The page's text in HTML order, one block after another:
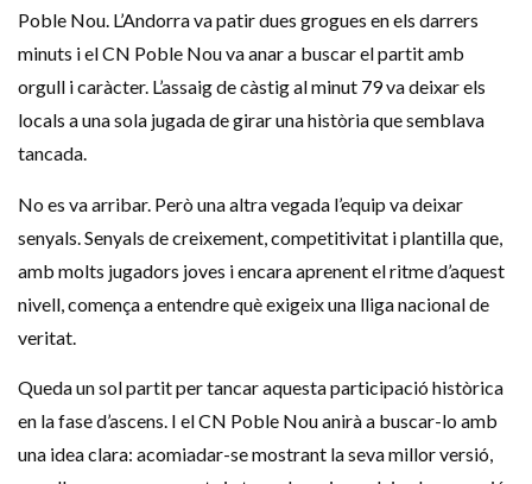
Poble Nou. L’Andorra va patir dues grogues en els darrers
minuts i el CN Poble Nou va anar a buscar el partit amb
orgull i caràcter. L’assaig de càstig al minut 79 va deixar els
locals a una sola jugada de girar una història que semblava
tancada.
No es va arribar. Però una altra vegada l’equip va deixar
senyals. Senyals de creixement, competitivitat i plantilla que,
amb molts jugadors joves i encara aprenent el ritme d’aquest
nivell, comença a entendre què exigeix ​​una lliga nacional de
veritat.
Queda un sol partit per tancar aquesta participació històrica
en la fase d’ascens. I el CN Poble Nou anirà a buscar-lo amb
una idea clara: acomiadar-se mostrant la seva millor versió,